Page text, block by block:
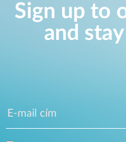
Sign up to
and